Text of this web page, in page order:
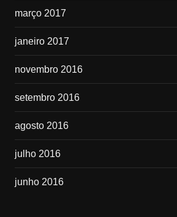
março 2017
janeiro 2017
novembro 2016
setembro 2016
agosto 2016
julho 2016
junho 2016